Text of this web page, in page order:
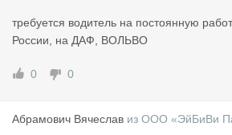
требуется водитель на постоянную
России, на ДАФ, ВОЛЬВО
0 0
Абрамович Вячеслав из ООО «ЭйБиВи